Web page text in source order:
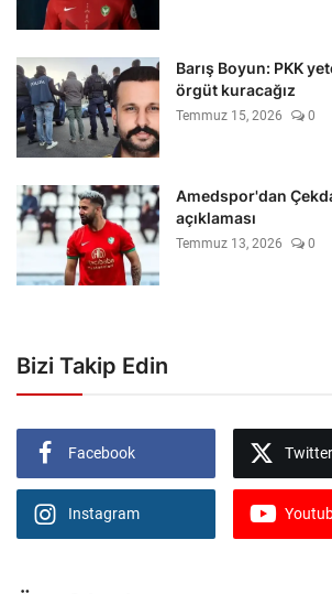
Barış Boyun: PKK
örgüt kuracağız
Temmuz 15, 2026 0
Amedspor'dan
açıklaması
Temmuz 13, 2026 0
Bizi Takip Edin
Facebook Twitter
Instagram